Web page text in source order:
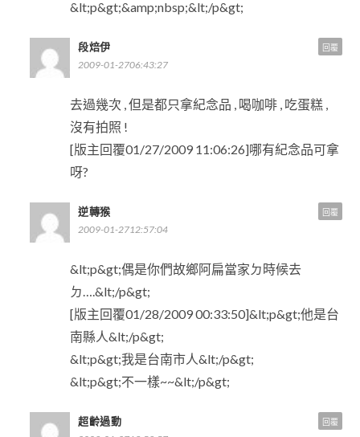
&lt;p&gt;&amp;nbsp;&lt;/p&gt;
段焙伊
2009-01-2706:43:27
去過幾次 , 但是都只拿紀念品 , 喝咖啡 , 吃蛋糕 ,
沒有拍照 !
[版主回覆01/27/2009 11:06:26]哪有紀念品可拿
呀?
回覆
逆轉猴
2009-01-2712:57:04
&lt;p&gt;偶是你們故鄉阿扁當家ㄉ時候去
ㄉ….&lt;/p&gt;
[版主回覆01/28/2009 00:33:50]&lt;p&gt;他是台
南縣人&lt;/p&gt;
&lt;p&gt;我是台南市人&lt;/p&gt;
&lt;p&gt;不一樣~~&lt;/p&gt;
回覆
超齡過動 回覆